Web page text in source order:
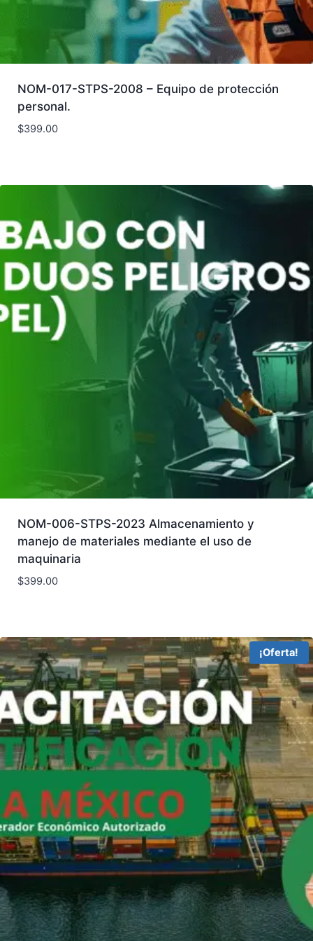
NOM-017-STPS-2008 – Equipo de protección
personal.
$399.00
NOM-006-STPS-2023 Almacenamiento y
manejo de materiales mediante el uso de
maquinaria
$399.00
¡Oferta!